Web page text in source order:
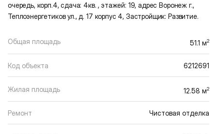
очередь, корп.4, сдача: 4кв. , этажей: 19, адрес Воронеж г.,
Теплоэнергетиков ул., д. 17 корпус 4, Застройщик: Развитие.
Общая площадь 51.1 м2
Код объекта 6212691
Жилая площадь 12.58 м2
Ремонт Чистовая отделка